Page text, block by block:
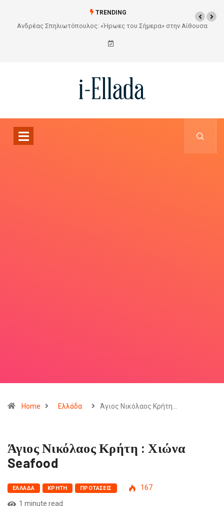
TRENDING
Από το Σχέδιο στην Πραγματικότητα
Home Ελλάδα Άγιος Νικόλαος Κρήτη…
Άγιος Νικόλαος Κρήτη : Χιώνα
Seafood
ΕΛΛΆΔΑ ΚΡΉΤΗ ΠΡΟΤΆΣΕΙΣ
167
1 minute read